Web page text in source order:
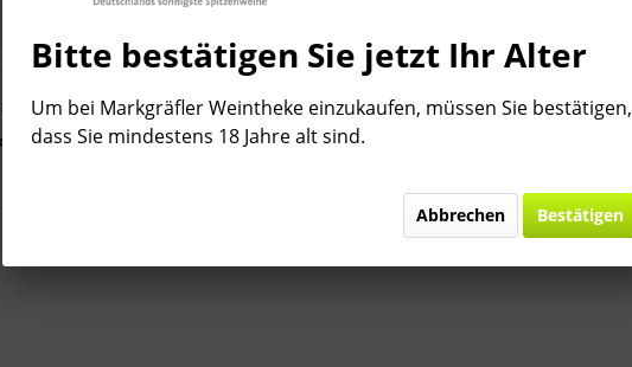
Rose Sekt 2022 Mauchen 2022 VDP. Erste 2023 Weiler Rosé Sekt Brut
GUTEDEL CUP 2023 VDP. 2021 La Belle
Bitte bestätigen Sie jetzt Ihr Alter
Um bei Markgräfler Weintheke einzukaufen, müssen Sie bestätigen,
dass Sie mindestens 18 Jahre alt sind.
Abbrechen Bestätigen